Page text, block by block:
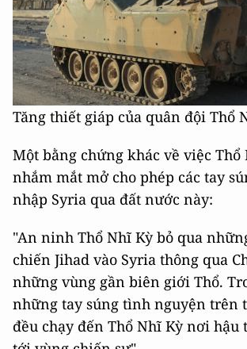
Tăng thiết giáp của quân đội Thổ
Một bằng chứng khác về việc Thổ
nhắm mắt mở cho phép các tay
nhập Syria qua đất nước này:
"An ninh Thổ Nhĩ Kỳ bỏ qua
chiến Jihad vào Syria thông qua
những vùng gần biên giới Thổ.
những tay súng tình nguyện trên
đều chạy đến Thổ Nhĩ Kỳ nơi hậu